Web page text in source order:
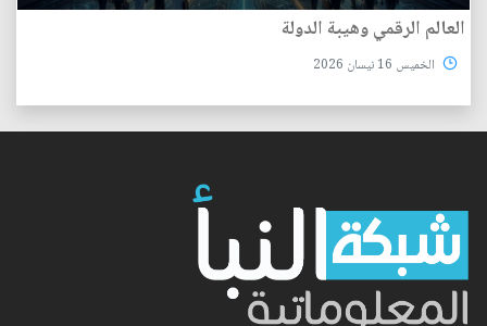
العالم الرقمي وهيبة الدولة
الخميس 16 نيسان 2026